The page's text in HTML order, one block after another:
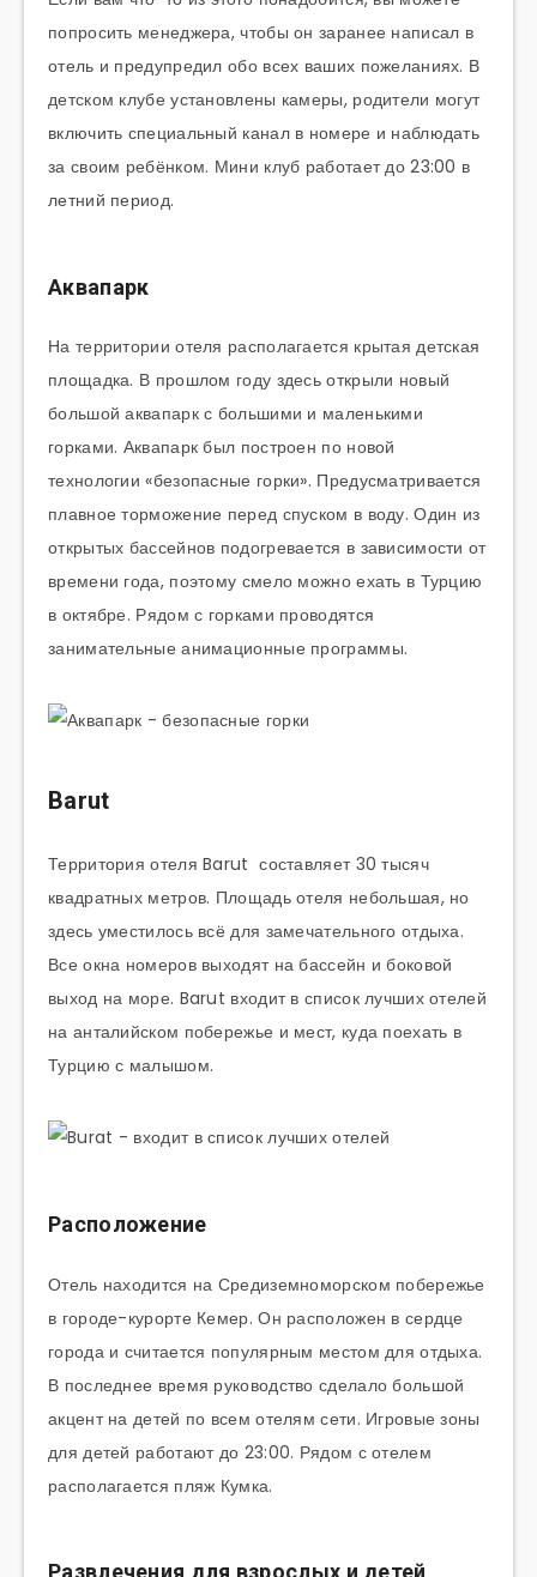
попросить менеджера, чтобы он заранее написал в
отель и предупредил обо всех ваших пожеланиях. В
детском клубе установлены камеры, родители могут
включить специальный канал в номере и наблюдать
за своим ребёнком. Мини клуб работает до 23:00 в
летний период.
Аквапарк
На территории отеля располагается крытая детская
площадка. В прошлом году здесь открыли новый
большой аквапарк с большими и маленькими
горками. Аквапарк был построен по новой
технологии «безопасные горки». Предусматривается
плавное торможение перед спуском в воду. Один из
открытых бассейнов подогревается в зависимости от
времени года, поэтому смело можно ехать в Турцию
в октябре. Рядом с горками проводятся
занимательные анимационные программы.
Barut
Территория отеля Barut составляет 30 тысяч
квадратных метров. Площадь отеля небольшая, но
здесь уместилось всё для замечательного отдыха.
Все окна номеров выходят на бассейн и боковой
выход на море. Barut входит в список лучших отелей
на анталийском побережье и мест, куда поехать в
Турцию с малышом.
Расположение
Отель находится на Средиземноморском побережье
в городе-курорте Кемер. Он расположен в сердце
города и считается популярным местом для отдыха.
В последнее время руководство сделало большой
акцент на детей по всем отелям сети. Игровые зоны
для детей работают до 23:00. Рядом с отелем
располагается пляж Кумка.